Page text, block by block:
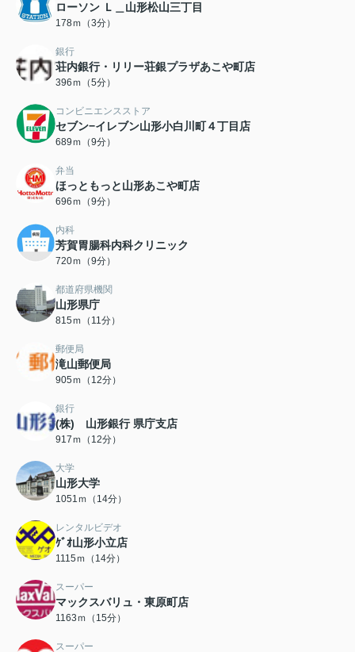
ローソン Ｌ＿山形松山三丁目
178ｍ（3分）
銀行
荘内銀行・リリー荘銀プラザあこや町店
396ｍ（5分）
コンビニエンスストア
セブン−イレブン山形小白川町４丁目店
689ｍ（9分）
弁当
ほっともっと山形あこや町店
696ｍ（9分）
内科
芳賀胃腸科内科クリニック
720ｍ（9分）
都道府県機関
山形県庁
815ｍ（11分）
郵便局
滝山郵便局
905ｍ（12分）
銀行
(株) 山形銀行 県庁支店
917ｍ（12分）
大学
山形大学
1051ｍ（14分）
レンタルビデオ
ｹﾞｵ山形小立店
1115ｍ（14分）
スーパー
マックスバリュ・東原町店
1163ｍ（15分）
スーパー